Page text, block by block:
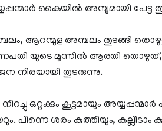
കൈയില്‍ അമ്പുമായി പേട്ട
ആറന്മുള അമ്പലം തുടങ്ങി
യുടെ മുന്നില്‍ ആരതി
ജന നിരയായി തുടരുന്നു.
ഒറ്റക്കും കൂട്ടമായും
പിന്നെ ശരം കുത്തിയും, കല്ലിടാം